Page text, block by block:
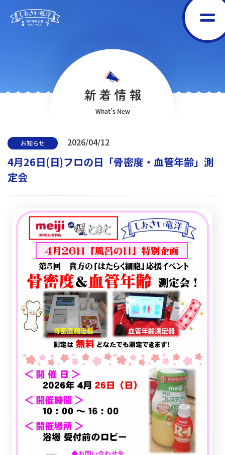
新着情報
What's New
お知らせ 2026/04/12
4月26日(日)フロの日「骨密度・血管年齢」測
定会